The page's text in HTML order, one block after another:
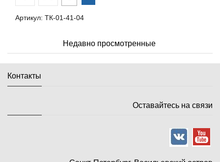
Артикул: ТК-01-41-04
Недавно просмотренные
Контакты
Оставайтесь на связи